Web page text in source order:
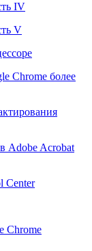
IV
V
Chrome более
Adobe Acrobat
Center
Chrome